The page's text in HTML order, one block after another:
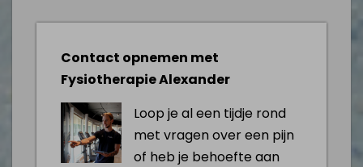
Contact opnemen met
Fysiotherapie Alexander
Loop je al een tijdje rond
met vragen over een pijn
of heb je behoefte aan